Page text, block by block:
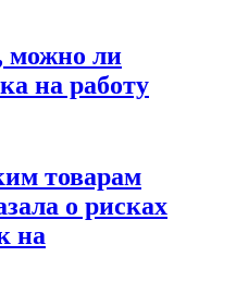
можно ли
на работу
товарам
о рисках
на